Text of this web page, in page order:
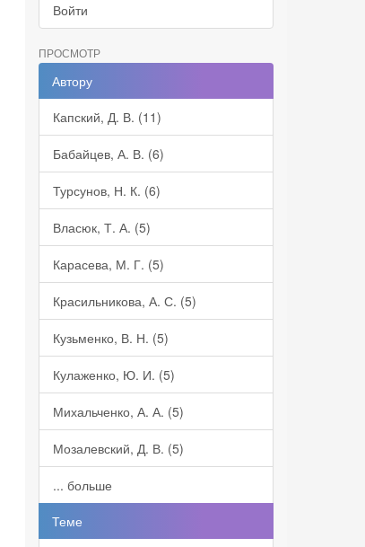
Войти
ПРОСМОТР
Автору
Капский, Д. В. (11)
Бабайцев, А. В. (6)
Турсунов, Н. К. (6)
Власюк, Т. А. (5)
Карасева, М. Г. (5)
Красильникова, А. С. (5)
Кузьменко, В. Н. (5)
Кулаженко, Ю. И. (5)
Михальченко, А. А. (5)
Мозалевский, Д. В. (5)
... больше
Теме